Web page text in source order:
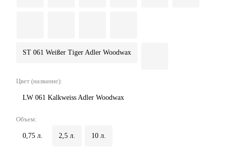
ST 061 Weißer Tiger Adler Woodwax
Цвет (название):
LW 061 Kalkweiss Adler Woodwax
Объем:
0,75 л. 2,5 л. 10 л.